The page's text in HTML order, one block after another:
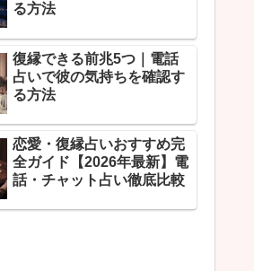
る方法
復縁できる前兆5つ｜電話
占いで彼の気持ちを確認す
る方法
恋愛・復縁占いおすすめ完
全ガイド【2026年最新】電
話・チャット占い徹底比較